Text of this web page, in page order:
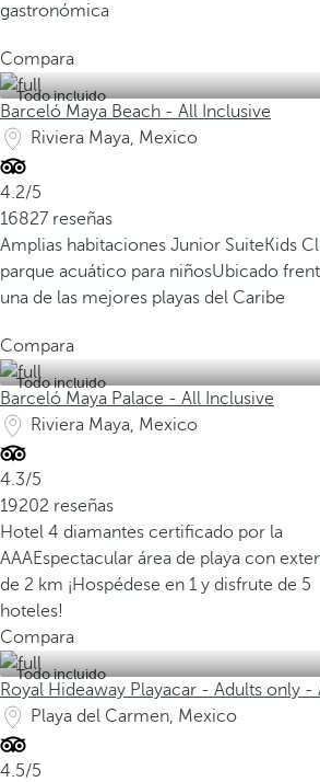
gastronómica
Compara
Todo incluido
Barceló Maya Beach - All Inclusive
Riviera Maya, Mexico
4.2/5
16827 reseñas
Amplias habitaciones Junior SuiteKids
parque acuático para niñosUbicado
una de las mejores playas del Caribe
Compara
Todo incluido
Barceló Maya Palace - All Inclusive
Riviera Maya, Mexico
4.3/5
19202 reseñas
Hotel 4 diamantes certificado por la
AAAEspectacular área de playa con
de 2 km ¡Hospédese en 1 y disfrute de 5
hoteles!
Compara
Todo incluido
Royal Hideaway Playacar - Adults only -
Playa del Carmen, Mexico
4.5/5